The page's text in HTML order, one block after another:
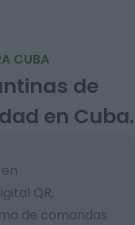
CUBA
de
en Cuba.
QR,
de comandas